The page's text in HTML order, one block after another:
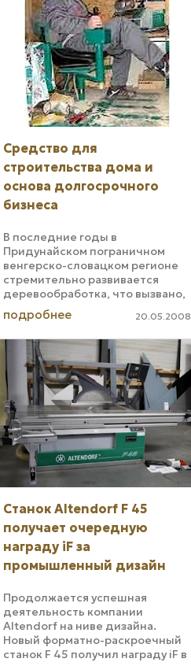
Средство для
строительства дома и
основа долгосрочного
бизнеса
В последние годы в
Придунайском пограничном
венгерско-словацком регионе
стремительно развивается
деревообработка, что вызвано,
с одной стороны,
оздоровлением словацкой
экономики, с другой —
строительным бумом в Венгрии.
В городке Комарно, ...
подробнее 20.05.2008
Станок Altendorf F 45
получает очередную
награду iF за
промышленный дизайн
Продолжается успешная
деятельность компании
Altendorf на ниве дизайна.
Новый форматно-раскроечный
станок F 45 получил награду iF в